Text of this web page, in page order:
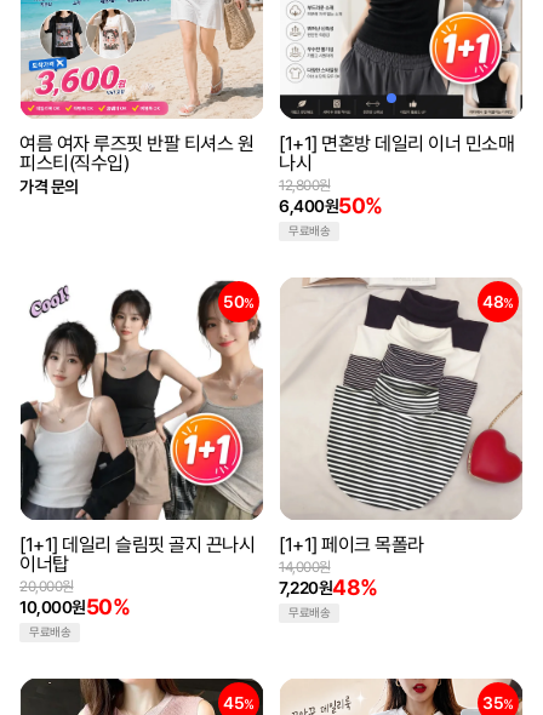
여름 여자 루즈핏 반팔 티셔스 원
피스티(직수입)
가격 문의
[1+1] 면혼방 데일리 이너 민소매
나시
6,400원50%
12,800원
무료배송
50%
[1+1] 데일리 슬림핏 골지 끈나시
이너탑
10,000원50%
20,000원
무료배송
48%
[1+1] 페이크 목폴라
7,220원48%
14,000원
무료배송
45% 35%